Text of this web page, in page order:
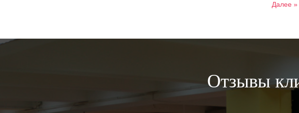
Далее »
Отзывы